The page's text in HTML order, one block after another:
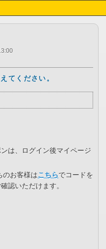
てください。
は、ログイン後マイページ
のお客様はこちらでコードを
認いただけます。